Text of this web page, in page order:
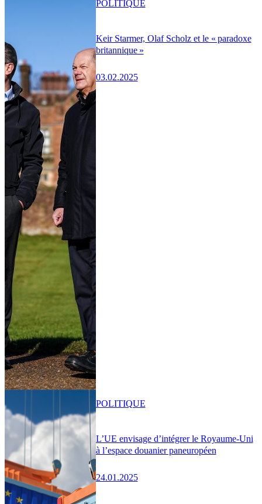
Keir Starmer, Olaf Scholz et le « paradoxe
britannique »
03.02.2025
POLITIQUE
L’UE envisage d’intégrer le Royaume-Uni
à l’espace douanier paneuropéen
24.01.2025
POLITIQUE